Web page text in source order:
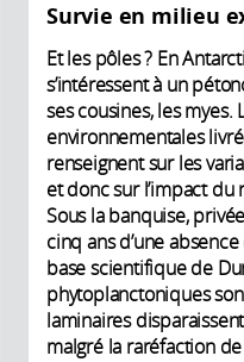
Survie en milieu
Et les pôles ? En
s’intéressent à un
ses cousines, les myes.
environnementales
renseignent sur les
et donc sur l’impact
Sous la banquise,
cinq ans d’une
base scientifique de
phyto­planctoniques
laminaires
malgré la raréfaction